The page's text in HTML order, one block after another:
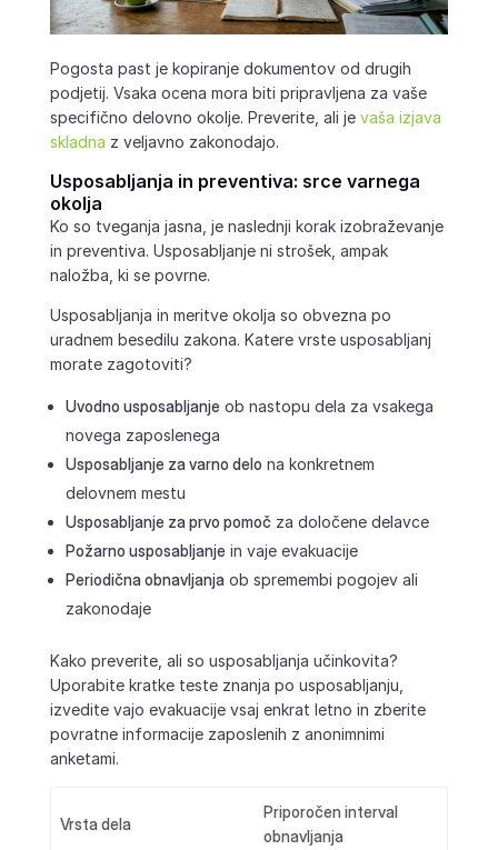
Pogosta past je kopiranje dokumentov od drugih
podjetij. Vsaka ocena mora biti pripravljena za vaše
specifično delovno okolje. Preverite, ali je vaša izjava
skladna z veljavno zakonodajo.
Usposabljanja in preventiva: srce varnega
okolja
Ko so tveganja jasna, je naslednji korak izobraževanje
in preventiva. Usposabljanje ni strošek, ampak
naložba, ki se povrne.
Usposabljanja in meritve okolja so obvezna po
uradnem besedilu zakona. Katere vrste usposabljanj
morate zagotoviti?
Uvodno usposabljanjeob nastopu dela za vsakega
novega zaposlenega
Usposabljanje za varno delo na konkretnem
delovnem mestu
Usposabljanje za prvo pomočza določene delavce
Požarno usposabljanjein vaje evakuacije
Periodična obnavljanjaob spremembi pogojev ali
zakonodaje
Kako preverite, ali so usposabljanja učinkovita?
Uporabite kratke teste znanja po usposabljanju,
izvedite vajo evakuacije vsaj enkrat letno in zberite
povratne informacije zaposlenih z anonimnimi
anketami.
Vrsta dela
Priporočen interval
obnavljanja